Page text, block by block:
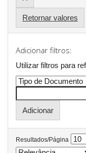
Retornar valores
Adicionar filtros:
Utilizar filtros para
Resultados/Página